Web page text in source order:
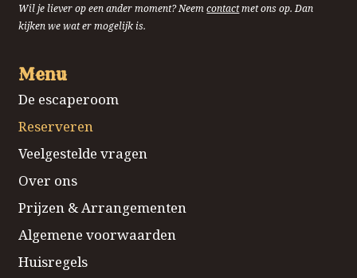
Wil je liever op een ander moment? Neemcontactmet ons op. Dan
kijken we wat er mogelijk is.
Menu
De escaperoom
Reserveren
Veelgestelde vragen
Over ons
Prijzen & Arrangementen
Algemene voorwaarden
Huisregels